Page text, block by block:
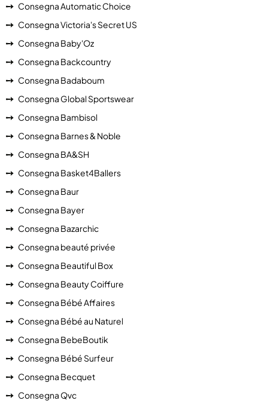
Consegna Automatic Choice
Consegna Victoria's Secret US
Consegna Baby'Oz
Consegna Backcountry
Consegna Badaboum
Consegna Global Sportswear
Consegna Bambisol
Consegna Barnes & Noble
Consegna BA&SH
Consegna Basket4Ballers
Consegna Baur
Consegna Bayer
Consegna Bazarchic
Consegna beauté privée
Consegna Beautiful Box
Consegna Beauty Coiffure
Consegna Bébé Affaires
Consegna Bébé au Naturel
Consegna BebeBoutik
Consegna Bébé Surfeur
Consegna Becquet
Consegna Qvc